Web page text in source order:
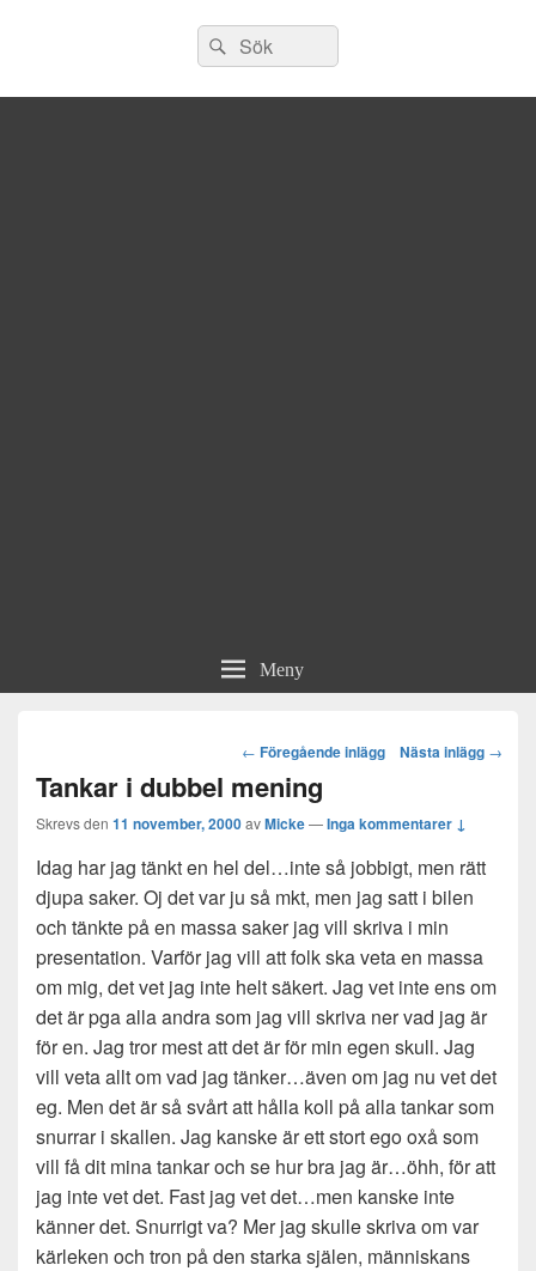
Sök
efter:
Sök
Meny
Post
navigation
← Föregående inlägg Nästa inlägg →
Tankar i dubbel mening
Skrevs den 11 november, 2000avMicke—Inga kommentarer ↓
Idag har jag tänkt en hel del…inte så jobbigt, men rätt
djupa saker. Oj det var ju så mkt, men jag satt i bilen
och tänkte på en massa saker jag vill skriva i min
presentation. Varför jag vill att folk ska veta en massa
om mig, det vet jag inte helt säkert. Jag vet inte ens om
det är pga alla andra som jag vill skriva ner vad jag är
för en. Jag tror mest att det är för min egen skull. Jag
vill veta allt om vad jag tänker…även om jag nu vet det
eg. Men det är så svårt att hålla koll på alla tankar som
snurrar i skallen. Jag kanske är ett stort ego oxå som
vill få dit mina tankar och se hur bra jag är…öhh, för att
jag inte vet det. Fast jag vet det…men kanske inte
känner det. Snurrigt va? Mer jag skulle skriva om var
kärleken och tron på den starka själen, människans